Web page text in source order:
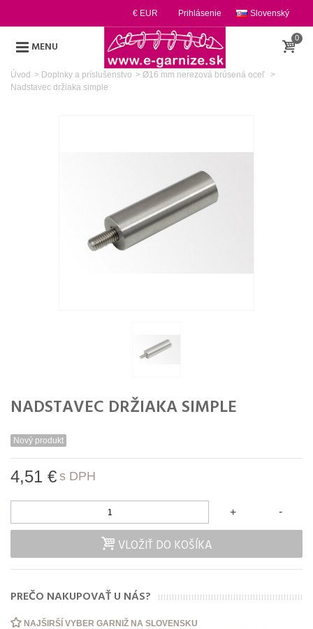
Slovenský
Prihlásenie
€ EUR
MENU
0
Úvod > Doplnky a príslušenstvo > Ø16 mm nerezová brúsená oceľ >
Nadstavec držiaka simple
NADSTAVEC DRŽIAKA SIMPLE
Nový produkt
4,51 € s DPH
-
+
VLOŽIŤ DO KOŠÍKA
PREČO NAKUPOVAŤ U NÁS?
NAJŠIRŠÍ VYBER GARNIŽ NA SLOVENSKU